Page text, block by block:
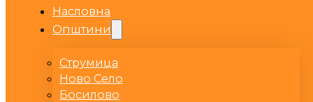
Насловна
Општини
Струмица
Ново Село
Босилово